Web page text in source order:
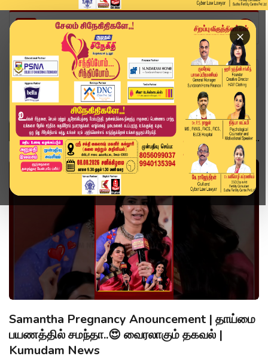
×
Home Topics Samantha
SAMANTHA
வீடியோ ஸ்டோரி
Samantha Pregnancy Anouncement | தாய்மை
பயணத்தில் சமந்தா..😍 வைரலாகும் தகவல் |
Kumudam News